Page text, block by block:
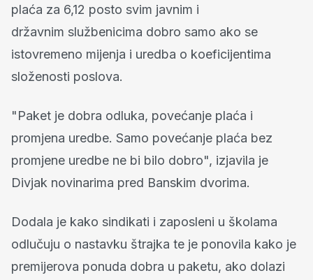
plaća za 6,12 posto svim javnim i
državnim službenicima dobro samo ako se
istovremeno mijenja i uredba o koeficijentima
složenosti poslova.
"Paket je dobra odluka, povećanje plaća i
promjena uredbe. Samo povećanje plaća bez
promjene uredbe ne bi bilo dobro", izjavila je
Divjak novinarima pred Banskim dvorima.
Dodala je kako sindikati i zaposleni u školama
odlučuju o nastavku štrajka te je ponovila kako je
premijerova ponuda dobra u paketu, ako dolazi